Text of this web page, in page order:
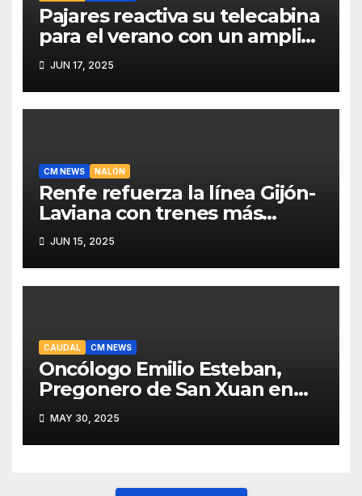
Pajares reactiva su telecabina
para el verano con un amplio
programa de actividades
JUN 17, 2025
CM NEWS NALÓN
Renfe refuerza la línea Gijón-
Laviana con trenes más
fiables y mejor servicio para
recuperar viajeros
JUN 15, 2025
CAUDAL CM NEWS
Oncólogo Emilio Esteban,
Pregonero de San Xuan en
Mieres: Un Honor para Turón
y el HUCA
MAY 30, 2025